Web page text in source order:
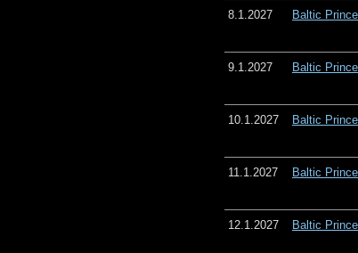
8.1.2027 Baltic
9.1.2027 Baltic
10.1.2027 Baltic
11.1.2027 Baltic
12.1.2027 Baltic